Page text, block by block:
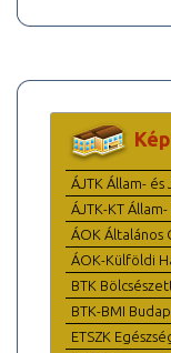
ÁJTK Állam-
ÁJTK-KT
ÁOK Általános
ÁOK-Külföldi
BTK
BTK-BMI
ETSZK